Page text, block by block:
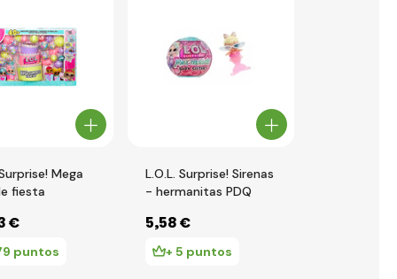
Mega
fiesta
€
puntos
L.O.L. Surprise! Sirenas
- hermanitas PDQ
5,58 €
+ 5 puntos